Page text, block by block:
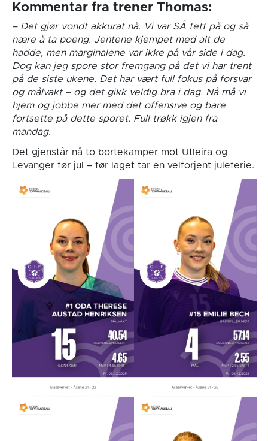
Kommentar fra trener Thomas:
– Det gjør vondt akkurat nå. Vi var SÅ tett på og så
nære å ta poeng. Jentene kjempet med alt de
hadde, men marginalene var ikke på vår side i dag.
Dog kan jeg spore stor fremgang på det vi har trent
på de siste ukene. Det har vært full fokus på forsvar
og målvakt – og det gikk veldig bra i dag. Nå må vi
hjem og jobbe mer med det offensive og bare
fortsette på dette sporet. Full trøkk igjen fra
mandag.
Det gjenstår nå to bortekamper mot Utleira og
Levanger før jul – før laget tar en velforjent juleferie.